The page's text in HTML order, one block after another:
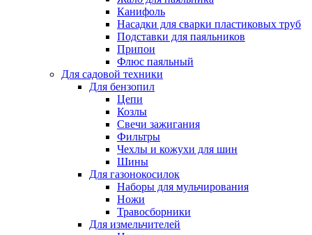
Канифоль
Насадки для сварки пластиковых труб
Подставки для паяльников
Припои
Флюс паяльный
Для садовой техники
Для бензопил
Цепи
Козлы
Свечи зажигания
Фильтры
Чехлы и кожухи для шин
Шины
Для газонокосилок
Наборы для мульчирования
Ножи
Травосборники
Для измельчителей